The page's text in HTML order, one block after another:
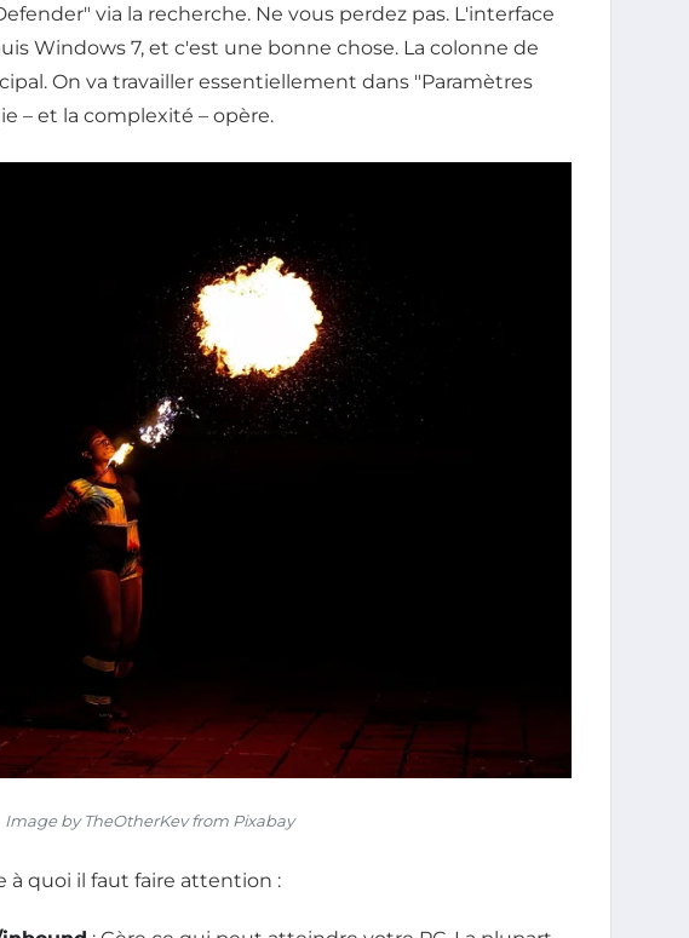
via la recherche. Ne vous perdez pas. L'interface
Windows 7, et c'est une bonne chose. La colonne de
On va travailler essentiellement dans "Paramètres
– et la complexité – opère.
Image by TheOtherKev from Pixabay
à quoi il faut faire attention :